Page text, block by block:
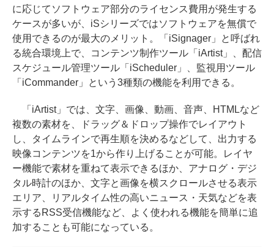
に応じてソフトウェア部分のライセンス費用が発生する
ケースが多いが、iSシリーズではソフトウェアを無償で
使用できるのが最大のメリット。「iSignager」と呼ばれ
る統合環境上で、コンテンツ制作ツール「iArtist」、配信
スケジュール管理ツール「iScheduler」、監視用ツール
「iCommander」という3種類の機能を利用できる。
「iArtist」では、文字、画像、動画、音声、HTMLなど
複数の素材を、ドラッグ＆ドロップ操作でレイアウト
し、タイムラインで再生順を決めるなどして、出力する
映像コンテンツを1から作り上げることが可能。レイヤ
ー機能で素材を重ねて表示できるほか、アナログ・デジ
タル時計のほか、文字と画像を横スクロールさせる表示
エリア、リアルタイム性の高いニュース・天気などを表
示するRSS受信機能など、よく使われる機能を簡単に追
加することも可能になっている。